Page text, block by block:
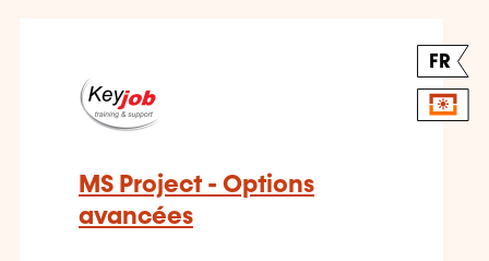
FR
MS Project - Options
avancées